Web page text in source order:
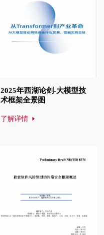
2025年西湖论剑-大模型技
术框架全景图
了解详情